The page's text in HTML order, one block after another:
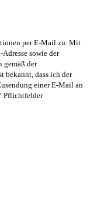
per E-Mail zu. Mit
sowie der
gemäß der
bekannt, dass ich der
einer E-Mail an
Pflichtfelder